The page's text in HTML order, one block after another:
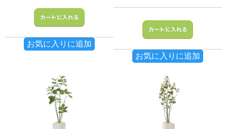
お気に入りに追加
お気に入りに追加